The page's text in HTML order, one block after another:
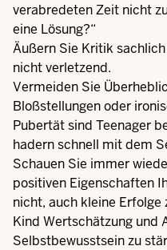
verabredeten Zeit nicht
eine Lösung?“
Äußern Sie Kritik
nicht verletzend.
Vermeiden Sie
Bloßstellungen oder
Pubertät sind Teenager
hadern schnell mit dem
Schauen Sie immer
positiven Eigenschaften
nicht, auch kleine Erfolge
Kind Wertschätzung und
Selbstbewusstsein zu